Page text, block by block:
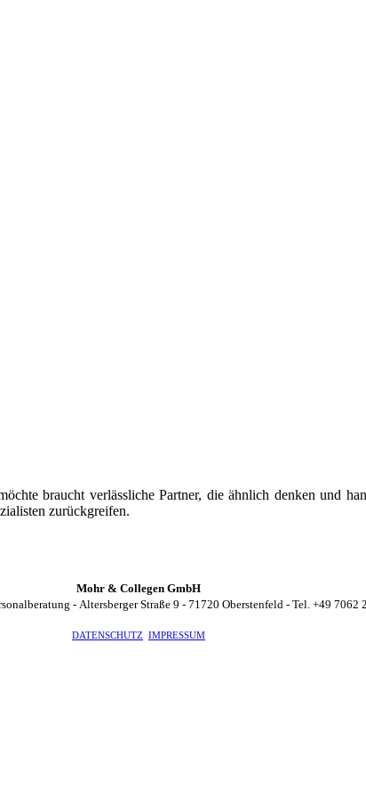
braucht verlässliche Partner, die ähnlich denken und
zurückgreifen.
Mohr & Collegen GmbH
- Altersberger Straße 9 - 71720 Oberstenfeld - Tel. +49 7062
DATENSCHUTZ IMPRESSUM